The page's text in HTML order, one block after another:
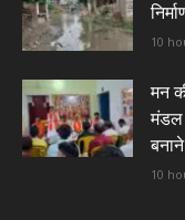
10
मन
मंडल
10